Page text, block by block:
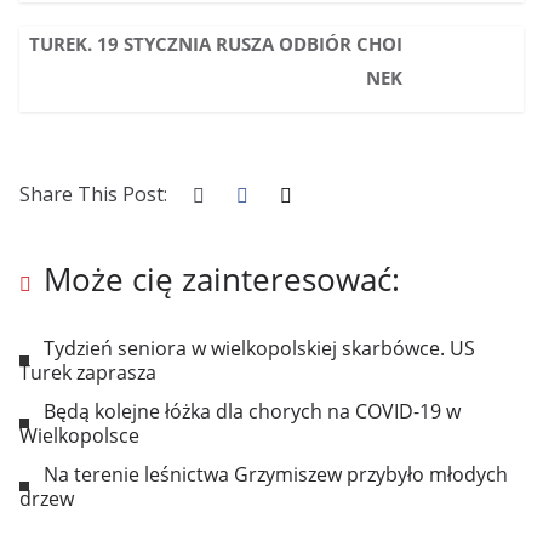
TUREK. 19 STYCZNIA RUSZA ODBIÓR CHOI
NEK
Share This Post:
Może cię zainteresować:
Tydzień seniora w wielkopolskiej skarbówce. US
Turek zaprasza
Będą kolejne łóżka dla chorych na COVID-19 w
Wielkopolsce
Na terenie leśnictwa Grzymiszew przybyło młodych
drzew